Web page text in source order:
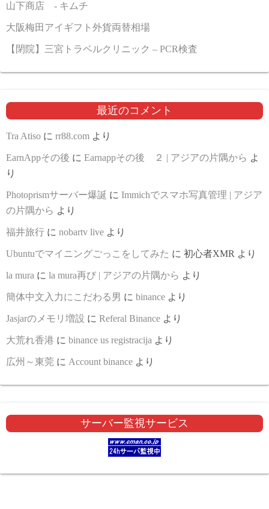
山下商店 - キムチ
大阪梅田アイギフト外貨両替相場
【閉院】三宮トラベルクリニック – PCR検査
最近のコメント
Tra Atiso に rr88.com より
EarnAppその後 に Earnappその後 ２ | アジアの片隅から よ
り
Photoprismサーバー爆誕 に Immichでスマホ写真管理 | アジア
の片隅から より
福井旅行 に nobartv live より
Ubuntuでマイニングごっこをしてみた に 初心者XMR より
la mura に la mura再び | アジアの片隅から より
簡体中文入力にこだわる男 に binance より
Jasjarのメモリ増設 に Referal Binance より
大荒れ香港 に binance us registracija より
広州～東莞 に Account binance より
サーバー監視サービス